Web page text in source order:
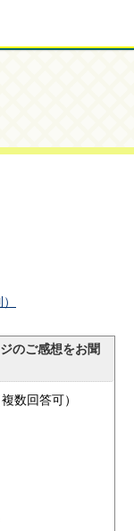
のご感想をお聞
数回答可）